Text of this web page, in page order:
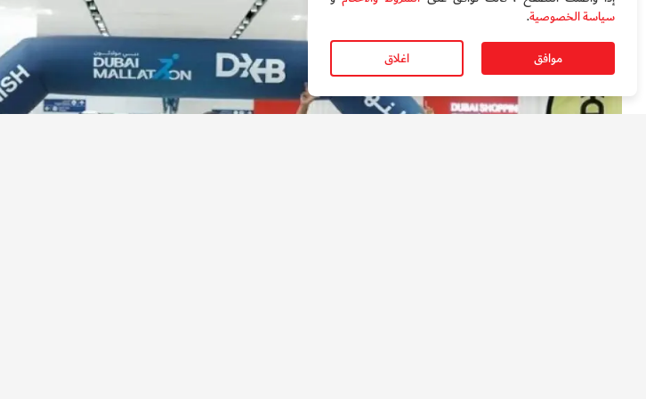
سياسة الخصوصية.
موافق اغلاق